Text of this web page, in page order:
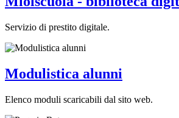
Servizio di prestito digitale.
Modulistica alunni
Elenco moduli scaricabili dal sito web.